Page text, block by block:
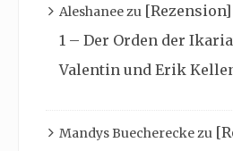
Aleshanee zu
1 – Der Orden der
Valentin und Erik
Mandys Buecherecke zu